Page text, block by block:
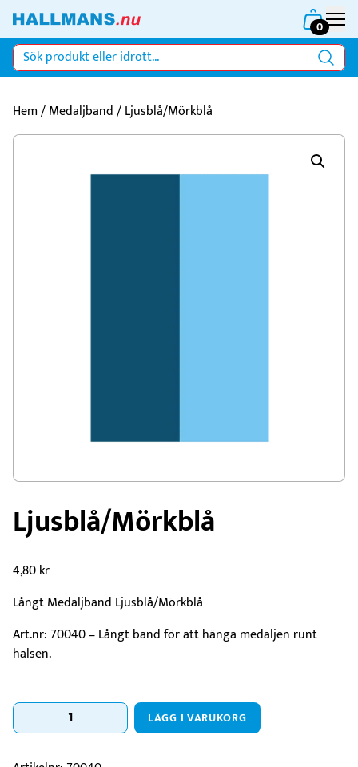
0
Hem/Medaljband/ Ljusblå/Mörkblå
Ljusblå/Mörkblå
4,80kr
Långt Medaljband Ljusblå/Mörkblå
Art.nr: 70040 – Långt band för att hänga medaljen runt
halsen.
Ljusblå/Mörkblå
mängd
LÄGG I VARUKORG